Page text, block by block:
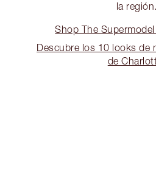
la región.
Shop The
Descubre los 10 looks de
de